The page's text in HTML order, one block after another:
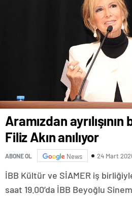
Aramızdan ayrılışının
Filiz Akın anılıyor
ABONE OL News 24 Mart
İBB Kültür ve SİAMER iş
saat 19.00’da İBB Beyoğlu